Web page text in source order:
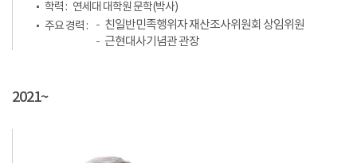
학력 : 연세대 대학원 문학(박사)
주요 경력 :
친일반민족행위자 재산조사위원회 상임위원
근현대사기념관 관장
2021~